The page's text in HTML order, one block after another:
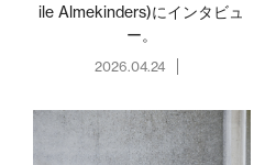
ile Almekinders)にインタビュ
ー。
2026.04.24